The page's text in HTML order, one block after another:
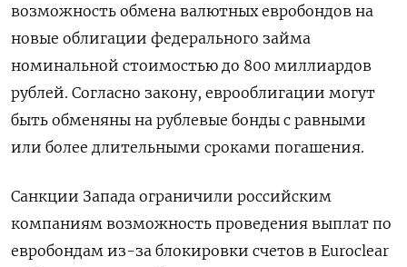
возможность обмена валютных евробондов на
новые облигации федерального займа
номинальной стоимостью до 800 миллиардов
рублей. Согласно закону, еврооблигации могут
быть обменяны на рублевые бонды с равными
или более длительными сроками погашения.
Санкции Запада ограничили российским
компаниям возможность проведения выплат по
евробондам из-за блокировки счетов в Euroclear